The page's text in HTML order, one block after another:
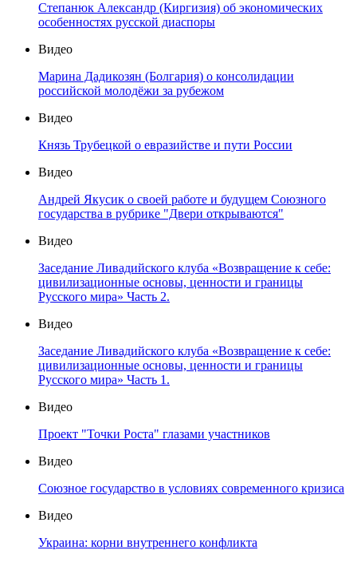
Степанюк Александр (Киргизия) об экономических
особенностях русской диаспоры
Видео
Марина Дадикозян (Болгария) о консолидации
российской молодёжи за рубежом
Видео
Князь Трубецкой о евразийстве и пути России
Видео
Андрей Якусик о своей работе и будущем Союзного
государства в рубрике "Двери открываются"
Видео
Заседание Ливадийского клуба «Возвращение к себе:
цивилизационные основы, ценности и границы
Русского мира» Часть 2.
Видео
Заседание Ливадийского клуба «Возвращение к себе:
цивилизационные основы, ценности и границы
Русского мира» Часть 1.
Видео
Проект "Точки Роста" глазами участников
Видео
Союзное государство в условиях современного кризиса
Видео
Украина: корни внутреннего конфликта